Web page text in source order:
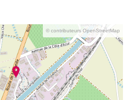
© contributeurs OpenStreetMap